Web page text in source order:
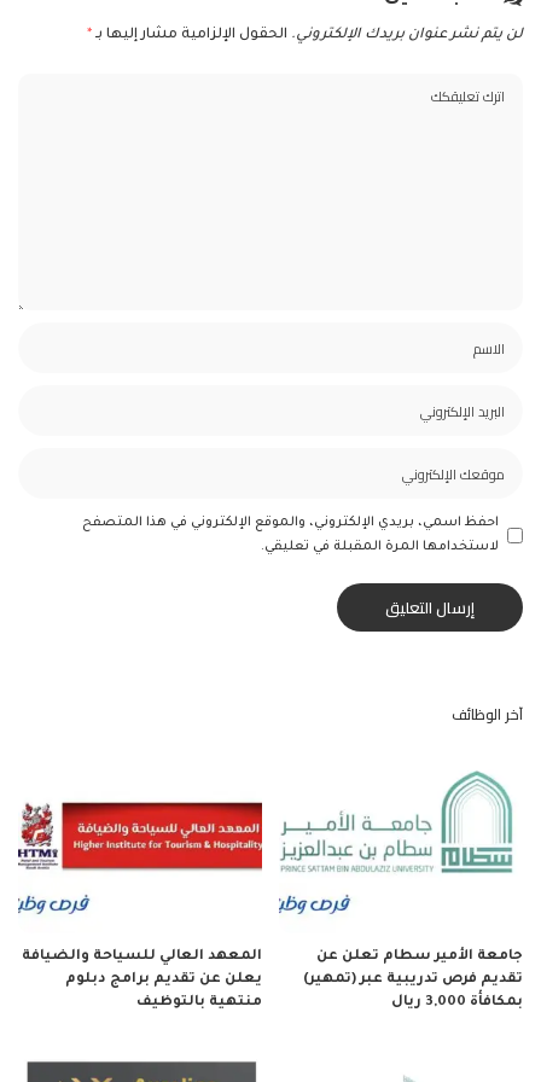
لن يتم نشر عنوان بريدك الإلكتروني. الحقول الإلزامية مشار إليها بـ *
احفظ اسمي، بريدي الإلكتروني، والموقع الإلكتروني في هذا المتصفح
لاستخدامها المرة المقبلة في تعليقي.
آخر الوظائف
جامعة الأمير سطام تعلن عن
تقديم فرص تدريبية عبر (تمهير)
بمكافأة 3,000 ريال
المعهد العالي للسياحة والضيافة
يعلن عن تقديم برامج دبلوم
منتهية بالتوظيف